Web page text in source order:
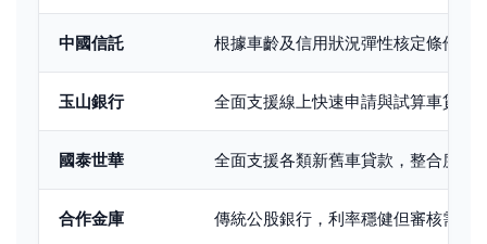
中國信託 根據車齡及信用狀況彈性核定條件
玉山銀行 全面支援線上快速申請與試算車貸
國泰世華 全面支援各類新舊車貸款，整合度高
合作金庫 傳統公股銀行，利率穩健但審核需較